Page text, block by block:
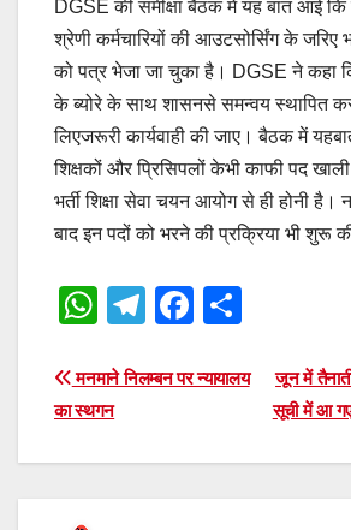
DGSE की समीक्षा बैठक में यह बात आई
श्रेणी कर्मचारियों की आउटसोर्सिंग के जरिए
को पत्र भेजा जा चुका है। DGSE ने कहा
के ब्योरे के साथ शासनसे समन्वय स्थापित
लिएजरूरी कार्यवाही की जाए। बैठक में
शिक्षकों और प्रिसिपलों केभी काफी पद
भर्ती शिक्षा सेवा चयन आयोग से ही होनी
बाद इन पदों को भरने की प्रक्रिया भी शुरू
W
at
s
A
T
e
a
F
c
b
ar
Post
navigation
जून में
सूची में आ
मनमाने निलम्बन पर न्यायालय
का स्थगन